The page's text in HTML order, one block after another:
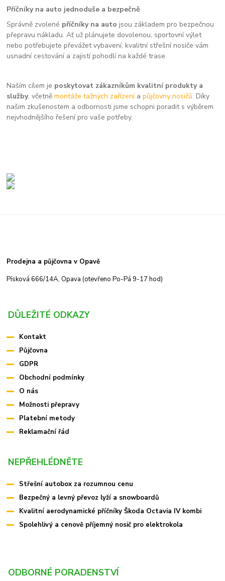
Příčníky na auto jednoduše a bezpečně
Správně zvolené příčníky na auto jsou základem pro bezpečnou
přepravu nákladu. Ať už plánujete dovolenou, sportovní výlet
nebo potřebujete převážet vybavení, kvalitní střešní nosiče vám
usnadní cestování a zajistí pohodlí na každé trase.
Naším cílem je poskytovat zákazníkům kvalitní produkty a
služby, včetněmontáže tažných zařízení apůjčovny nosičů. Díky
našim zkušenostem a odbornosti jsme schopni poradit s výběrem
nejvhodnějšího řešení pro vaše potřeby.
Prodejna a půjčovna v Opavě
Písková 666/14A, Opava (otevřeno Po-Pá 9-17 hod)
DŮLEŽITÉ ODKAZY
Kontakt
Půjčovna
GDPR
Obchodní podmínky
O nás
Možnosti přepravy
Platební metody
Reklamační řád
NEPŘEHLÉDNĚTE
Střešní autobox za rozumnou cenu
Bezpečný a levný převoz lyží a snowboardů
Kvalitní aerodynamické příčníky Škoda Octavia IV kombi
Spolehlivý a cenově příjemný nosič pro elektrokola
ODBORNÉ PORADENSTVÍ